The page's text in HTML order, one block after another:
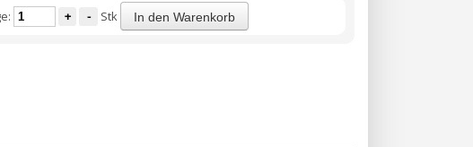
+ - Stk In den Warenkorb